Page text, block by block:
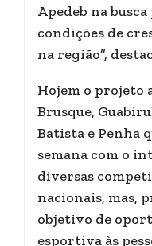
Apedeb na
condições de
na região”,
Hojem o projeto
Brusque,
Batista e Penha
semana com o
diversas
nacionais, mas,
objetivo de
esportiva às